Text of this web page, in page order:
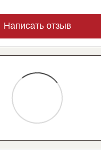
Написать отзыв